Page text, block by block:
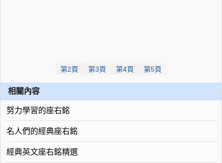
第2頁 第3頁 第4頁 第5頁
相關內容
努力學習的座右銘
名人們的經典座右銘
經典英文座右銘精選